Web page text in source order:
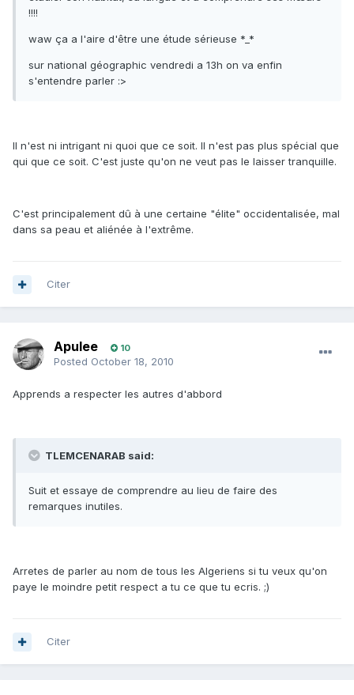
!!!!
waw ça a l'aire d'être une étude sérieuse *_*
sur national géographic vendredi a 13h on va enfin
s'entendre parler :>
Il n'est ni intrigant ni quoi que ce soit. Il n'est pas plus spécial que
qui que ce soit. C'est juste qu'on ne veut pas le laisser tranquille.
C'est principalement dû à une certaine "élite" occidentalisée, mal
dans sa peau et aliénée à l'extrême.
Citer
Apulee 10
Posted October 18, 2010
Apprends a respecter les autres d'abbord
TLEMCENARAB said:
Suit et essaye de comprendre au lieu de faire des
remarques inutiles.
Arretes de parler au nom de tous les Algeriens si tu veux qu'on
paye le moindre petit respect a tu ce que tu ecris. ;)
Citer